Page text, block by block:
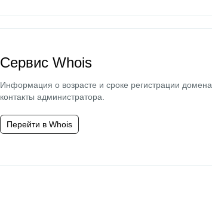
Сервис Whois
Информация о возрасте и сроке регистрации домена,
контакты администратора.
Перейти в Whois